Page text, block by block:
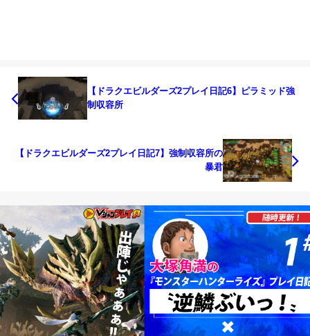
【ドラクエビルダーズ2プレイ日記6】ピラミッド強
制収容所
【ドラクエビルダーズ2プレイ日記7】強制収容所の
暴君